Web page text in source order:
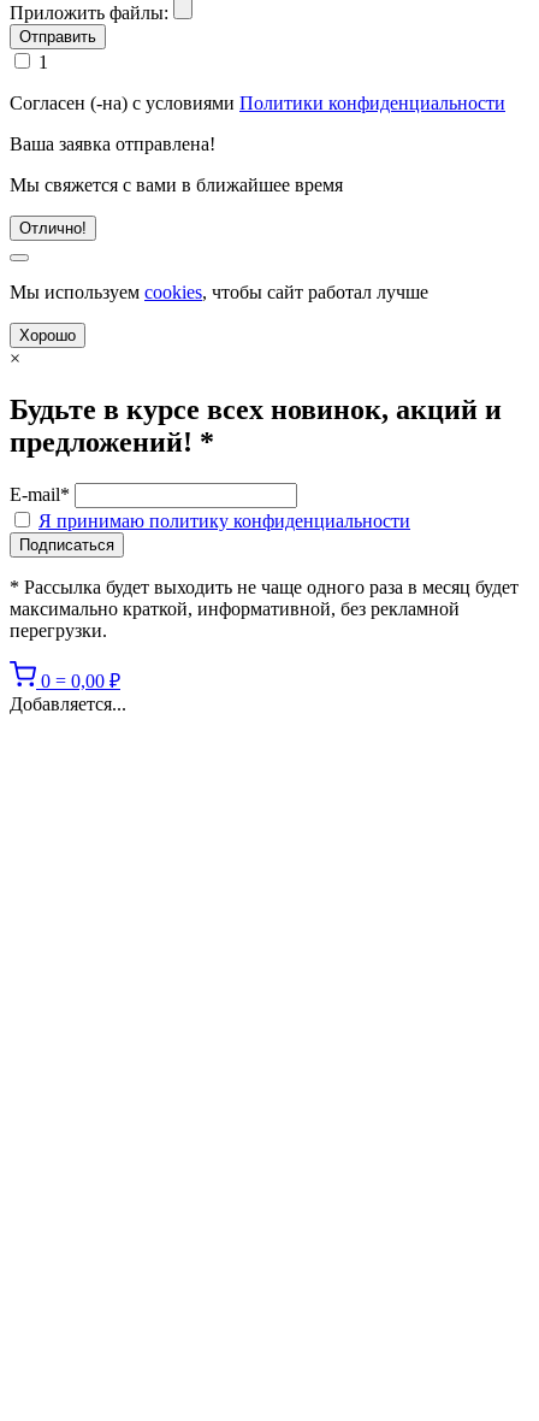
Приложить файлы:
1
Согласен (-на) с условиями Политики конфиденциальности
Ваша заявка отправлена!
Мы свяжется с вами в ближайшее время
Отлично!
Мы используем cookies, чтобы сайт работал лучше
Хорошо
×
Будьте в курсе всех новинок, акций и
предложений! *
E-mail*
Я принимаю политику конфиденциальности
* Рассылка будет выходить не чаще одного раза в месяц будет
максимально краткой, информативной, без рекламной
перегрузки.
0 = 0,00 ₽
Добавляется...